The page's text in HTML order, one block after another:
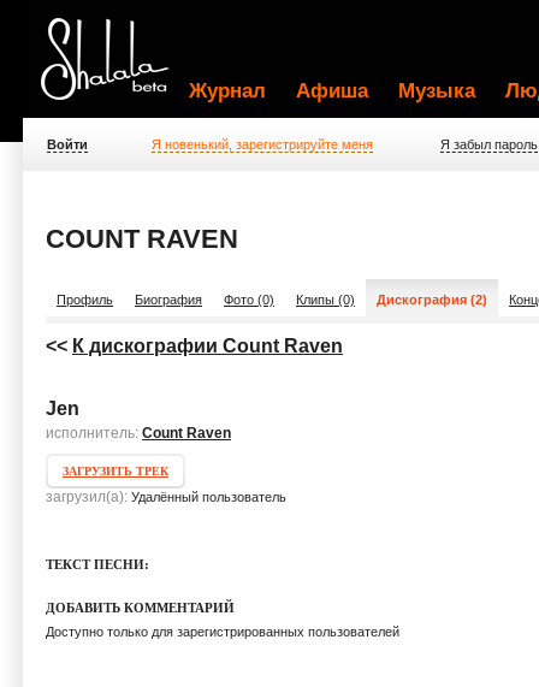
Журнал Афиша Музыка
Войти Я новенький, зарегистрируйте меня Я забыл пароль
COUNT RAVEN
Профиль Биография Фото (0) Клипы (0) Дискография (2)
<< К дискографии Count Raven
Jen
исполнитель: Count Raven
ЗАГРУЗИТЬ ТРЕК
загрузил(а): Удалённый пользователь
ТЕКСТ ПЕСНИ:
ДОБАВИТЬ КОММЕНТАРИЙ
Доступно только для зарегистрированных пользователей